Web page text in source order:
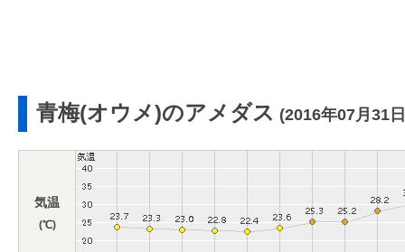
青梅(オウメ)のアメダス (2016年07月31
気温
(℃)